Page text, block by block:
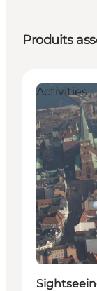
Produits
Activities